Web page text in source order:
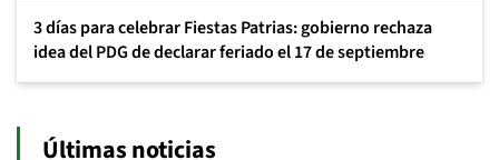
3 días para celebrar Fiestas Patrias: gobierno rechaza
idea del PDG de declarar feriado el 17 de septiembre
Últimas noticias